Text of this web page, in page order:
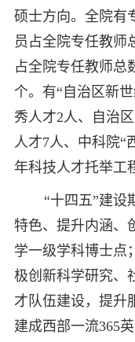
硕士方向。全院有
员占全院专任教师
占全院专任教师总
个。有“自治区新
秀人才2人、自治
人才7人、中科院“
年科技人才托举工
“十四五”建设
特色、提升内涵、
学一级学科博士点
极创新科学研究、
才队伍建设，提升
建成西部一流365